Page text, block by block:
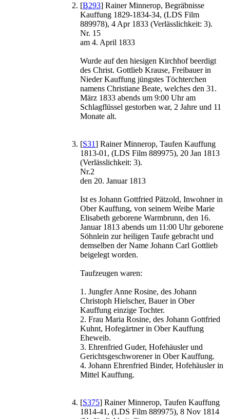
[B293] Rainer Minnerop, Begräbnisse
Kauffung 1829-1834-34, (LDS Film
889978), 4 Apr 1833 (Verlässlichkeit: 3).
Nr. 15
am 4. April 1833
Wurde auf den hiesigen Kirchhof beerdigt
des Christ. Gottlieb Krause, Freibauer in
Nieder Kauffung jüngstes Töchterchen
namens Christiane Beate, welches den 31.
März 1833 abends um 9:00 Uhr am
Schlagflüssel gestorben war, 2 Jahre und 11
Monate alt.
[S31] Rainer Minnerop, Taufen Kauffung
1813-01, (LDS Film 889975), 20 Jan 1813
(Verlässlichkeit: 3).
Nr.2
den 20. Januar 1813
Ist es Johann Gottfried Pätzold, Inwohner in
Ober Kauffung, von seinem Weibe Marie
Elisabeth geborene Warmbrunn, den 16.
Januar 1813 abends um 11:00 Uhr geborene
Söhnlein zur heiligen Taufe gebracht und
demselben der Name Johann Carl Gottlieb
beigelegt worden.
Taufzeugen waren:
1. Jungfer Anne Rosine, des Johann
Christoph Hielscher, Bauer in Ober
Kauffung einzige Tochter.
2. Frau Maria Rosine, des Johann Gottfried
Kuhnt, Hofegärtner in Ober Kauffung
Eheweib.
3. Ehrenfried Guder, Hofehäusler und
Gerichtsgeschworener in Ober Kauffung.
4. Johann Ehrenfried Binder, Hofehäusler in
Mittel Kauffung.
[S375] Rainer Minnerop, Taufen Kauffung
1814-41, (LDS Film 889975), 8 Nov 1814